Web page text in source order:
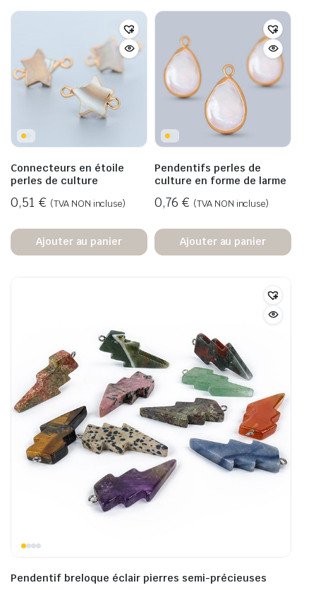
Connecteurs en étoile
perles de culture
0,51 € (TVA NON incluse)
Ajouter au panier
Pendentifs perles de
culture en forme de larme
0,76 € (TVA NON incluse)
Ajouter au panier
Pendentif breloque éclair pierres semi-précieuses